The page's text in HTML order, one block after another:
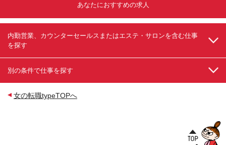
梨甲府駅前院 【関西】梅田大阪駅前院／堺院／京都
松江院／周南徳山駅ビル院／高松院／高知院／徳島院
【九州・沖縄】福岡博多院／熊本院／宮崎院／長崎院
あなたにおすすめの求人
内勤営業、カウンターセールスまたはエステ・サロンを含む仕事
を探す
別の条件で仕事を探す
女の転職typeTOPへ